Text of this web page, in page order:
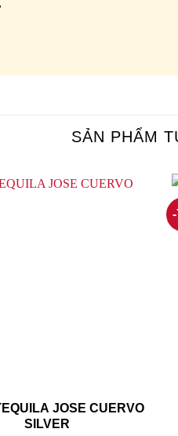
SẢN PHẨM
JOSE CUERVO
SILVER